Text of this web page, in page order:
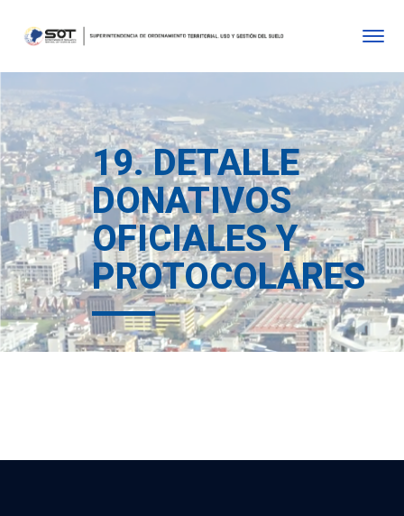
19. DETALLE
DONATIVOS
OFICIALES Y
PROTOCOLARES